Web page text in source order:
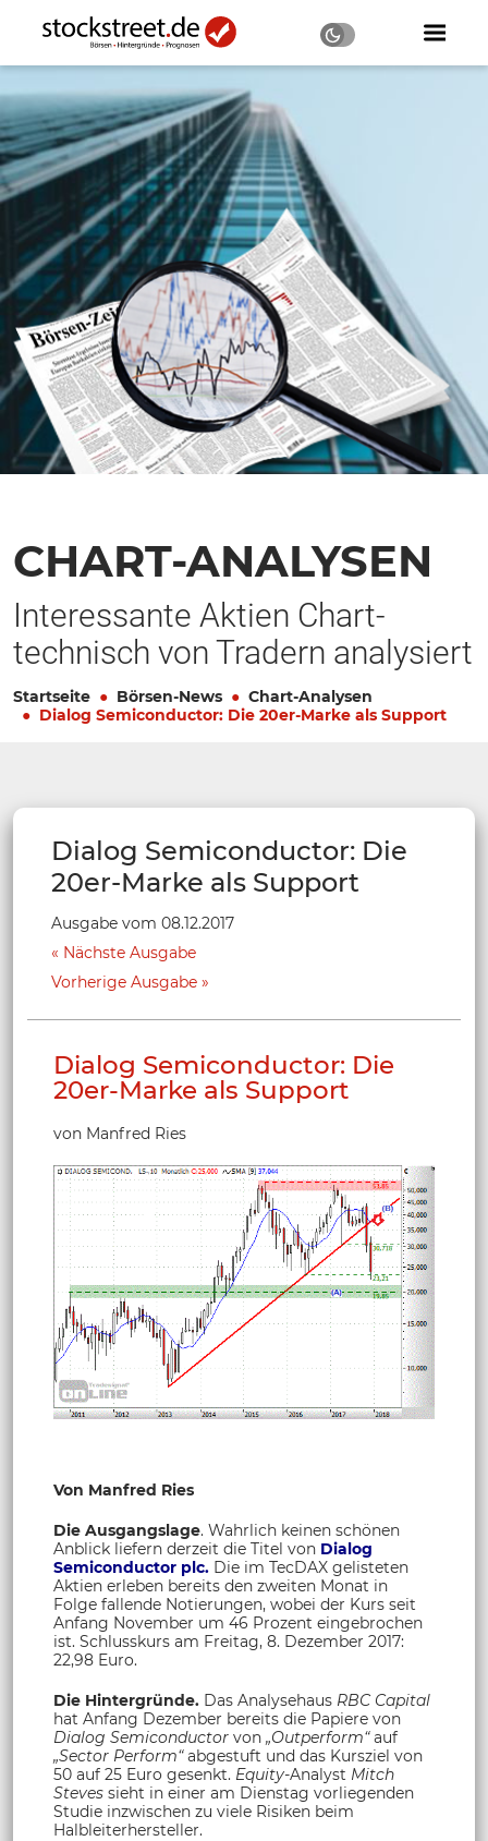
CHART-ANALYSEN
Interessante Aktien Chart-
technisch von Tradern analysiert
Startseite Börsen-News
Chart-Analysen
Dialog Semiconductor: Die 20er-Marke als Support
Dialog Semiconductor: Die
20er-Marke als Support
Ausgabe vom 08.12.2017
Nächste Ausgabe
Vorherige Ausgabe
Dialog Semiconductor: Die
20er-Marke als Support
von Manfred Ries
Von Manfred Ries
Die Ausgangslage. Wahrlich keinen schönen
Anblick liefern derzeit die Titel von Dialog
Semiconductor plc. Die im TecDAX gelisteten
Aktien erleben bereits den zweiten Monat in
Folge fallende Notierungen, wobei der Kurs seit
Anfang November um 46 Prozent eingebrochen
ist. Schlusskurs am Freitag, 8. Dezember 2017:
22,98 Euro.
Die Hintergründe. Das Analysehaus RBC Capital
hat Anfang Dezember bereits die Papiere von
Dialog Semiconductor von „Outperform“auf
„Sector Perform“abgestuft und das Kursziel von
50 auf 25 Euro gesenkt. Equity-Analyst Mitch
Steves sieht in einer am Dienstag vorliegenden
Studie inzwischen zu viele Risiken beim
Halbleiterhersteller.